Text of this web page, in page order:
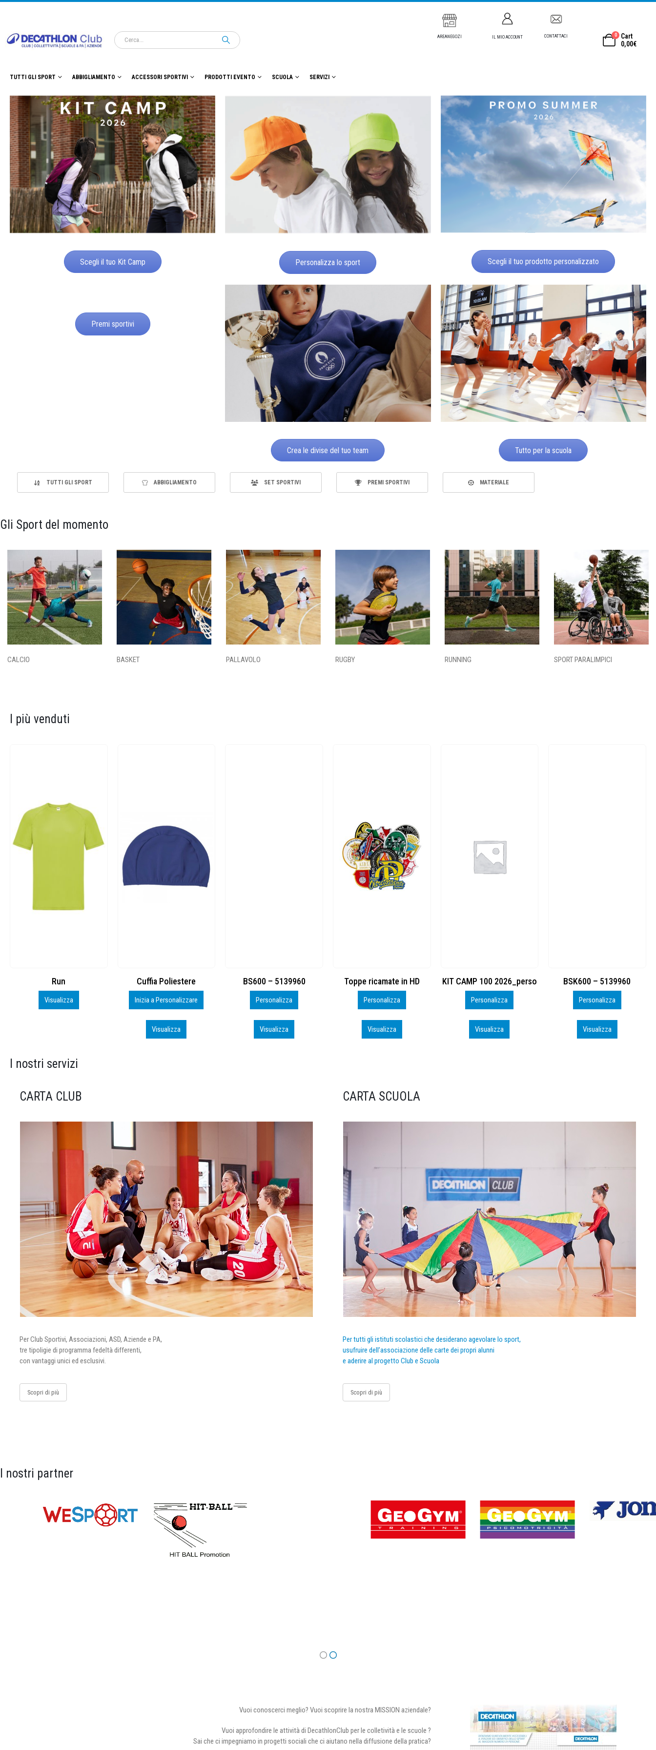
AREANEGOZI IL MIO ACCOUNT CONTATTACI 0
Cart
0,00€
TUTTI GLI SPORT ABBIGLIAMENTO ACCESSORI SPORTIVI PRODOTTI EVENTO SCUOLA SERVIZI
Scegli il tuo Kit Camp Personalizza lo sport Scegli il tuo prodotto personalizzato
Premi sportivi
Crea le divise del tuo team Tutto per la scuola
TUTTI GLI SPORT ABBIGLIAMENTO SET SPORTIVI PREMI SPORTIVI MATERIALE
Gli Sport del momento
CALCIO BASKET PALLAVOLO RUGBY RUNNING SPORT PARALIMPICI
I più venduti
Cuffia Poliestere
Inizia a Personalizzare
BS600 – 5139960
Personalizza
Visualizza
Toppe ricamate in HD
Personalizza
Visualizza
KIT CAMP 100 2026_perso
Personalizza
Visualizza
BSK600 – 5139960
Personalizza
Visualizza
DTF
Personalizza
Visualizza
I nostri servizi
CARTA CLUB
Per Club Sportivi, Associazioni, ASD, Aziende e PA,
tre tipoligie di programma fedeltà differenti,
con vantaggi unici ed esclusivi.
Scopri di più
CARTA SCUOLA
Per tutti gli istituti scolastici che desiderano agevolare lo sport,
usufruire dell’associazione delle carte dei propri alunni
e aderire al progetto Club e Scuola
Scopri di più
I nostri partner
Vuoi conoscerci meglio? Vuoi scoprire la nostra MISSION aziendale?
Vuoi approfondire le attività di DecathlonClub per le colletività e le scuole ?
Sai che ci impegniamo in progetti sociali che ci aiutano nella diffusione della pratica?